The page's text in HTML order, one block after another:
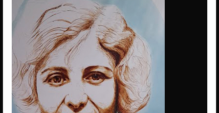
zanger,
musicus
en
activist
PREview:
50
portretten
van